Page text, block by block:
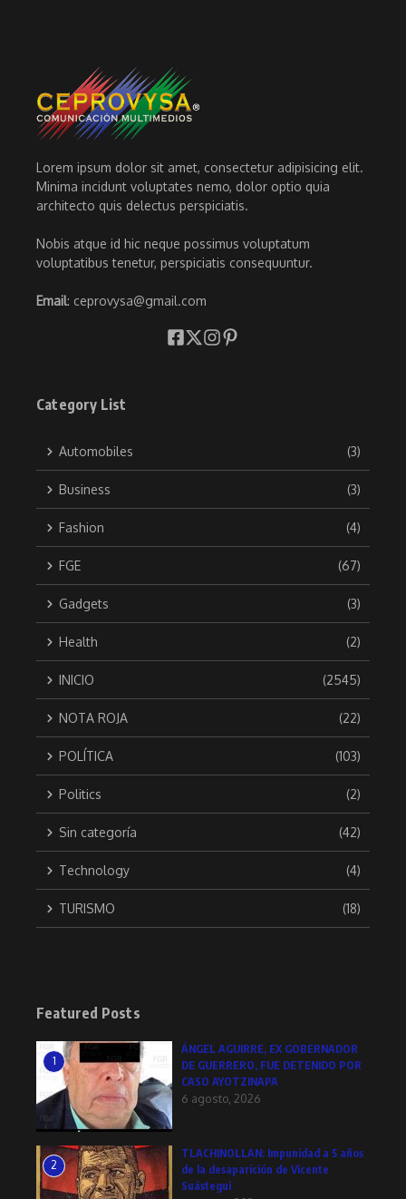
Lorem ipsum dolor sit amet, consectetur adipisicing elit.
Minima incidunt voluptates nemo, dolor optio quia
architecto quis delectus perspiciatis.
Nobis atque id hic neque possimus voluptatum
voluptatibus tenetur, perspiciatis consequuntur.
Email: ceprovysa@gmail.com
Category List
Automobiles (3)
Business (3)
Fashion (4)
FGE (67)
Gadgets (3)
Health (2)
INICIO (2545)
NOTA ROJA (22)
POLÍTICA (103)
Politics (2)
Sin categoría (42)
Technology (4)
TURISMO (18)
Featured Posts
1
ÁNGEL AGUIRRE, EX GOBERNADOR
DE GUERRERO, FUE DETENIDO POR
CASO AYOTZINAPA
6 agosto, 2026
2
TLACHINOLLAN: Impunidad a 5 años
de la desaparición de Vicente
Suástegui